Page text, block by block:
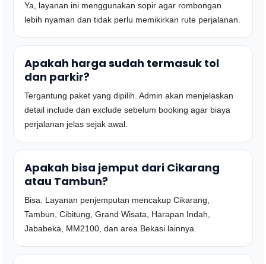
Ya, layanan ini menggunakan sopir agar rombongan
lebih nyaman dan tidak perlu memikirkan rute perjalanan.
Apakah harga sudah termasuk tol
dan parkir?
Tergantung paket yang dipilih. Admin akan menjelaskan
detail include dan exclude sebelum booking agar biaya
perjalanan jelas sejak awal.
Apakah bisa jemput dari Cikarang
atau Tambun?
Bisa. Layanan penjemputan mencakup Cikarang,
Tambun, Cibitung, Grand Wisata, Harapan Indah,
Jababeka, MM2100, dan area Bekasi lainnya.